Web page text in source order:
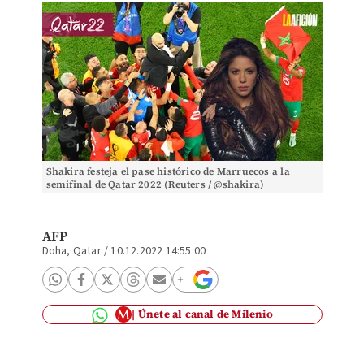
Shakira festeja el pase histórico de Marruecos a la
semifinal de Qatar 2022 (Reuters / @shakira)
AFP
Doha, Qatar/10.12.2022 14:55:00
Únete al canal de Milenio